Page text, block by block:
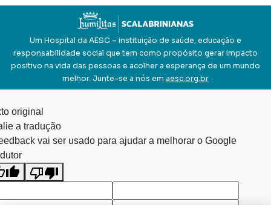
Um Hospital da AESC – instituição de saúde, educação e
responsabilidade social que tem como propósito gerar impacto
positivo na vida das pessoas e acolher a esperança de um mundo
melhor. Junte-se a nós em aesc.org.br
original
a tradução
vai ser usado para ajudar a melhorar o Google